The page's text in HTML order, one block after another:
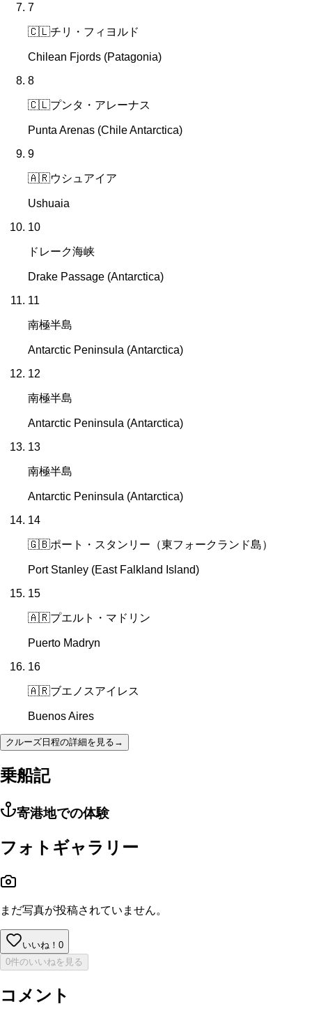
7
🇨🇱チリ・フィヨルド
Chilean Fjords (Patagonia)
8
🇨🇱プンタ・アレーナス
Punta Arenas (Chile Antarctica)
9
🇦🇷ウシュアイア
Ushuaia
10
ドレーク海峡
Drake Passage (Antarctica)
11
南極半島
Antarctic Peninsula (Antarctica)
12
南極半島
Antarctic Peninsula (Antarctica)
13
南極半島
Antarctic Peninsula (Antarctica)
14
🇬🇧ポート・スタンリー（東フォークランド島）
Port Stanley (East Falkland Island)
15
🇦🇷プエルト・マドリン
Puerto Madryn
16
🇦🇷ブエノスアイレス
Buenos Aires
クルーズ日程の詳細を見る →
乗船記
寄港地での体験
フォトギャラリー
まだ写真が投稿されていません。
いいね！ 0
0件のいいねを見る
コメント